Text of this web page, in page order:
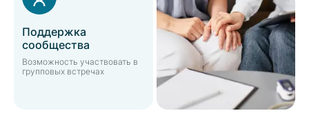
Поддержка
сообщества
Возможность участвовать в
групповых встречах